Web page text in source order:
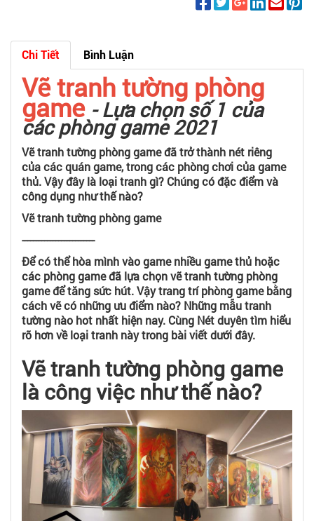
Chi Tiết Bình Luận
Vẽ tranh tường phòng
game- Lựa chọn số 1 của
các phòng game 2021
Vẽ tranh tường phòng game đã trở thành nét riêng
của các quán game, trong các phòng chơi của game
thủ. Vậy đây là loại tranh gì? Chúng có đặc điểm và
công dụng như thế nào?
Vẽ tranh tường phòng game
--------------------------
Để có thể hòa mình vào game nhiều game thủ hoặc
các phòng game đã lựa chọn vẽ tranh tường phòng
game để tăng sức hút. Vậy trang trí phòng game bằng
cách vẽ có những ưu điểm nào? Những mẫu tranh
tường nào hot nhất hiện nay. Cùng Nét duyên tìm hiểu
rõ hơn về loại tranh này trong bài viết dưới đây.
Vẽ tranh tường phòng game
là công việc như thế nào?